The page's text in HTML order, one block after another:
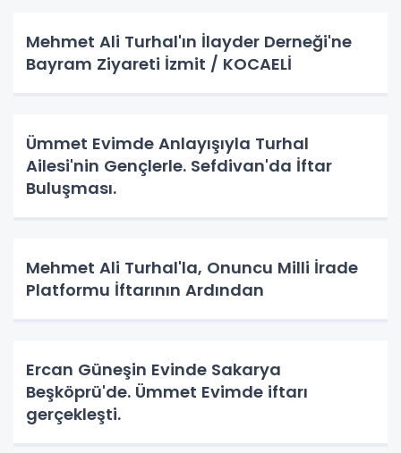
Mehmet Ali Turhal'ın İlayder Derneği'ne
Bayram Ziyareti İzmit / KOCAELİ
Ümmet Evimde Anlayışıyla Turhal
Ailesi'nin Gençlerle. Sefdivan'da İftar
Buluşması.
Mehmet Ali Turhal'la, Onuncu Milli İrade
Platformu İftarının Ardından
Ercan Güneşin Evinde Sakarya
Beşköprü'de. Ümmet Evimde iftarı
gerçekleşti.